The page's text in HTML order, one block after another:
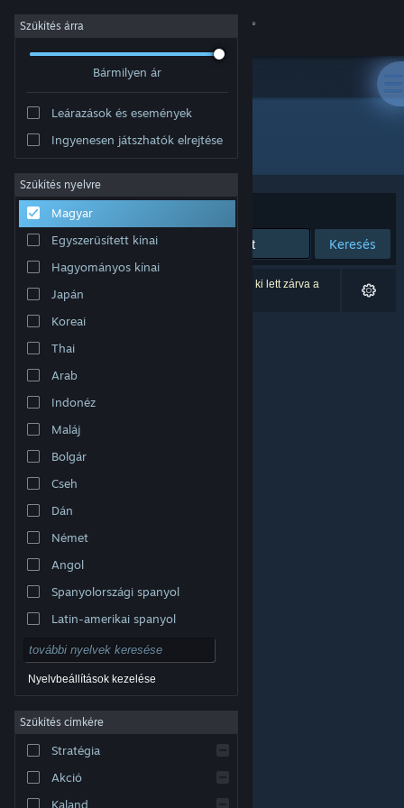
Bejelentkezés
Névjegy
Támogatás
Nyelvváltás
A Steam mobilalkalmazás beszerzése
Asztali weboldalra váltás
védjegyek jogos tulajdonosaiké az Egyesült
szabályzat
| Jogi információk
Steam előfizetői szerződés
Szűkítés árra
Bármilyen ár
Leárazások és események
Ingyenesen játszhatók elrejtése
Szűkítés nyelvre
Magyar
Egyszerűsített kínai
Hagyományos kínai
Japán
Koreai
Thai
Arab
Indonéz
Maláj
Bolgár
Cseh
Dán
Német
Angol
Spanyolországi spanyol
Latin-amerikai spanyol
Nyelvbeállítások kezelése
Szűkítés címkére
Stratégia
Akció
Kaland
Fejlesztő: Pawika Khampawong
Rendezés Relevancia
Keresés
0 eredmény felel meg a keresésednek. 1 termék ki lett zárva a
beállításaid alapján.